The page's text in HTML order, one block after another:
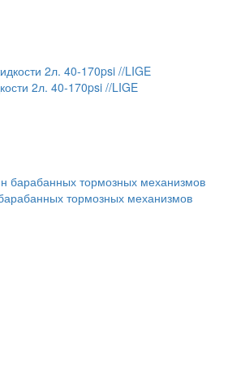
2л. 40-170psi //LIGE
тормозных механизмов